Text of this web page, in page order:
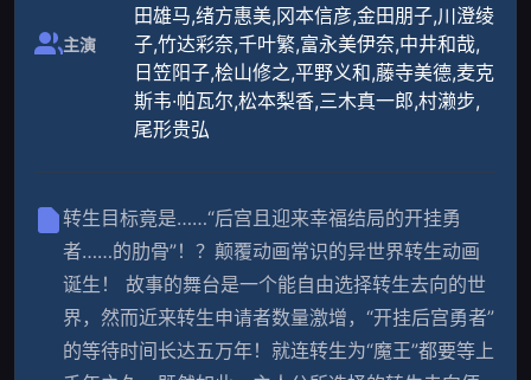
主演
田雄马,绪方惠美,冈本信彦,金田朋子,川澄绫
子,竹达彩奈,千叶繁,富永美伊奈,中井和哉,
日笠阳子,桧山修之,平野义和,藤寺美德,麦克
斯韦·帕瓦尔,松本梨香,三木真一郎,村濑步,
尾形贵弘
转生目标竟是……“后宫且迎来幸福结局的开挂勇
者……的肋骨”！？颠覆动画常识的异世界转生动画
诞生！ 故事的舞台是一个能自由选择转生去向的世
界，然而近来转生申请者数量激增，“开挂后宫勇者”
的等待时间长达五万年！就连转生为“魔王”都要等上